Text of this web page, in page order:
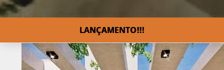
LANÇAMENTO!!!